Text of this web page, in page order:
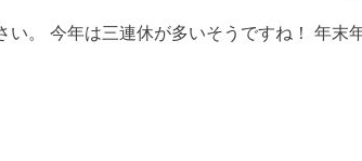
。 今年は三連休が多いそうですね！ 年末